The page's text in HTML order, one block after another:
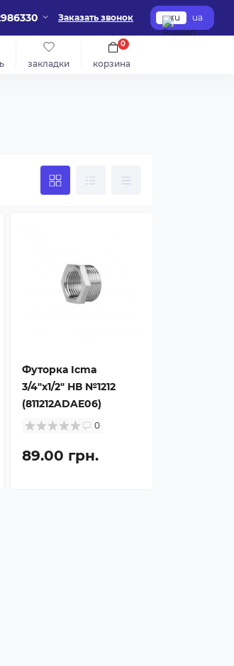
Заказать звонок ru ua
закладки корзина
0
Футорка Icma
3/4"х1/2" НВ №1212
(811212ADAE06)
0
89.00 грн.